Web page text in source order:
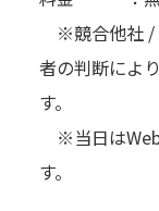
※競合他社 /
者の判断によ
す。
※当日は
す。